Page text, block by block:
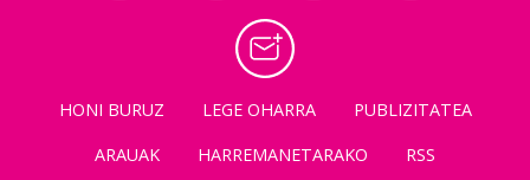
HONI BURUZ LEGE OHARRA
PUBLIZITATEA
ARAUAK
HARREMANETARAKO RSS